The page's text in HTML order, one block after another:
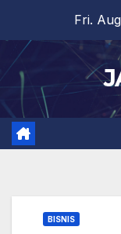
content
Fri.
BISNIS